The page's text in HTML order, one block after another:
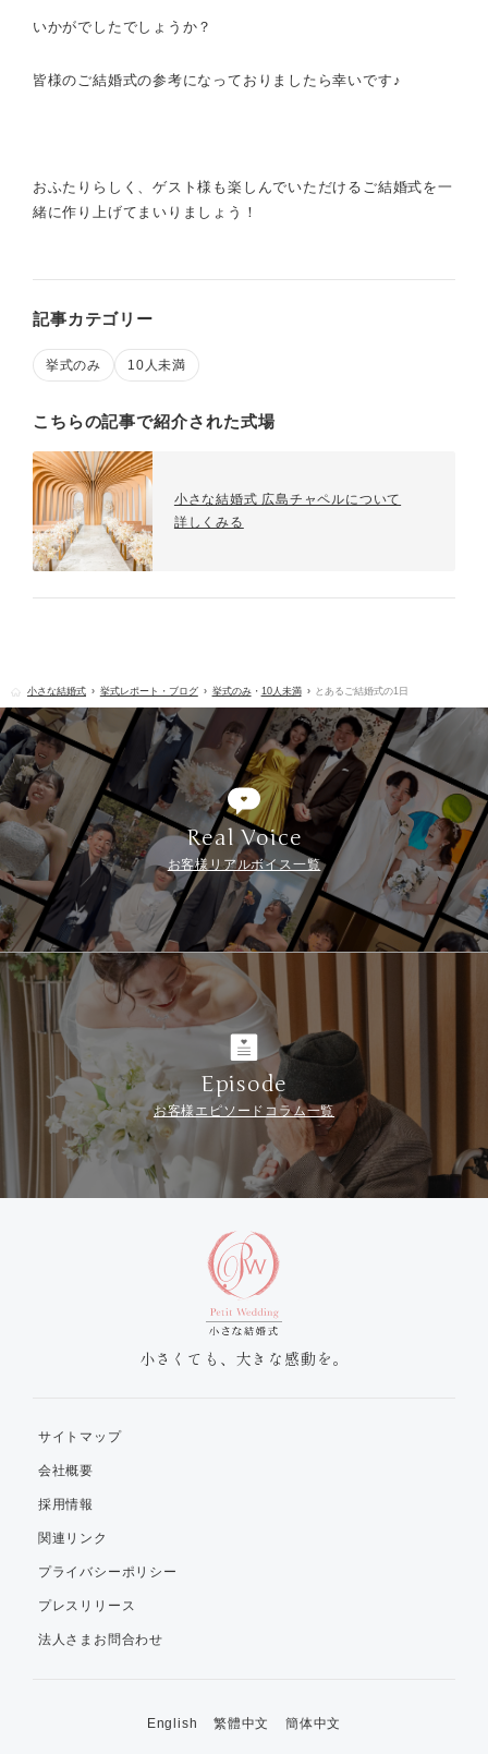
いかがでしたでしょうか？
皆様のご結婚式の参考になっておりましたら幸いです♪
おふたりらしく、ゲスト様も楽しんでいただけるご結婚式を一
緒に作り上げてまいりましょう！
記事カテゴリー
挙式のみ 10人未満
こちらの記事で紹介された式場
小さな結婚式 広島チャペルについて
詳しくみる
小さな結婚式 挙式レポート・ブログ 挙式のみ・ 10人未満 とあるご結婚式の1日
Real Voice
お客様リアルボイス一覧
Episode
お客様エピソードコラム一覧
小さくても、大きな感動を。
サイトマップ
会社概要
採用情報
関連リンク
プライバシーポリシー
プレスリリース
法人さまお問合わせ
English 繁體中文 簡体中文